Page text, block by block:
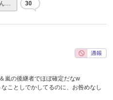
… 30
嵐の後継者でほぼ確定だなw
ことしでかしてるのに、お咎めなし